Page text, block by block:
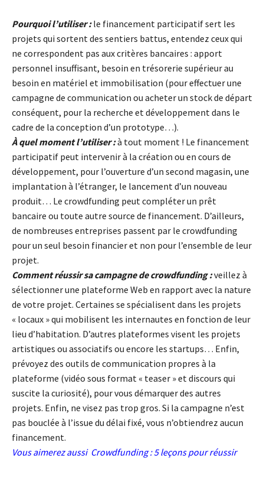
Pourquoi l’utiliser :le financement participatif sert les
projets qui sortent des sentiers battus, entendez ceux qui
ne correspondent pas aux critères bancaires : apport
personnel insuffisant, besoin en trésorerie supérieur au
besoin en matériel et immobilisation (pour effectuer une
campagne de communication ou acheter un stock de départ
conséquent, pour la recherche et développement dans le
cadre de la conception d’un prototype…).
À quel moment l’utiliser :à tout moment ! Le financement
participatif peut intervenir à la création ou en cours de
développement, pour l’ouverture d’un second magasin, une
implantation à l’étranger, le lancement d’un nouveau
produit… Le crowdfunding peut compléter un prêt
bancaire ou toute autre source de financement. D’ailleurs,
de nombreuses entreprises passent par le crowdfunding
pour un seul besoin financier et non pour l’ensemble de leur
projet.
Comment réussir sa campagne de crowdfunding :veillez à
sélectionner une plateforme Web en rapport avec la nature
de votre projet. Certaines se spécialisent dans les projets
« locaux » qui mobilisent les internautes en fonction de leur
lieu d’habitation. D’autres plateformes visent les projets
artistiques ou associatifs ou encore les startups… Enfin,
prévoyez des outils de communication propres à la
plateforme (vidéo sous format « teaser » et discours qui
suscite la curiosité), pour vous démarquer des autres
projets. Enfin, ne visez pas trop gros. Si la campagne n’est
pas bouclée à l’issue du délai fixé, vous n’obtiendrez aucun
financement.
Vous aimerez aussi Crowdfunding : 5 leçons pour réussir